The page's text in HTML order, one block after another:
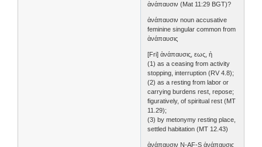
ἀνάπαυσιν (Mat 11:29 BGT)?
ἀνάπαυσιν noun accusative
feminine singular common from
ἀνάπαυσις
[Fri] ἀνάπαυσις, εως, ἡ
(1) as a ceasing from activity
stopping, interruption (RV 4.8);
(2) as a resting from labor or
carrying burdens rest, repose;
figuratively, of spiritual rest (MT
11.29);
(3) by metonymy resting place,
settled habitation (MT 12.43)
ἀνάπαυσιν N-AF-S ἀνάπαυσις